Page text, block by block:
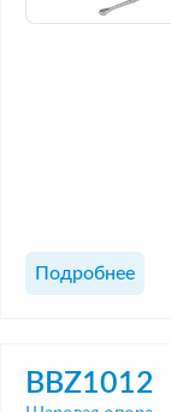
Подробнее
BBZ1012